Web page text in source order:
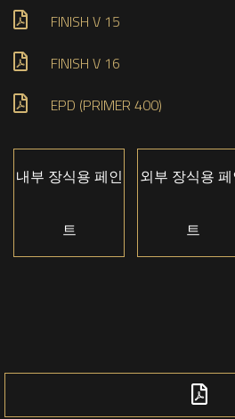
FINISH V 15
FINISH V 16
EPD (PRIMER 400)
내부 장식용 페인
트
외부 장식용 페
트